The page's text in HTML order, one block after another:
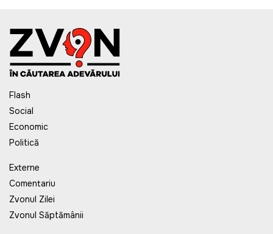
Flash
Social
Economic
Politică
Externe
Comentariu
Zvonul Zilei
Zvonul Săptămânii